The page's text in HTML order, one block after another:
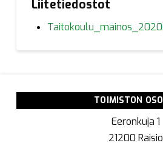
Liitetiedostot
TOIMISTON
Eeronkuja 1
21200 Raisio